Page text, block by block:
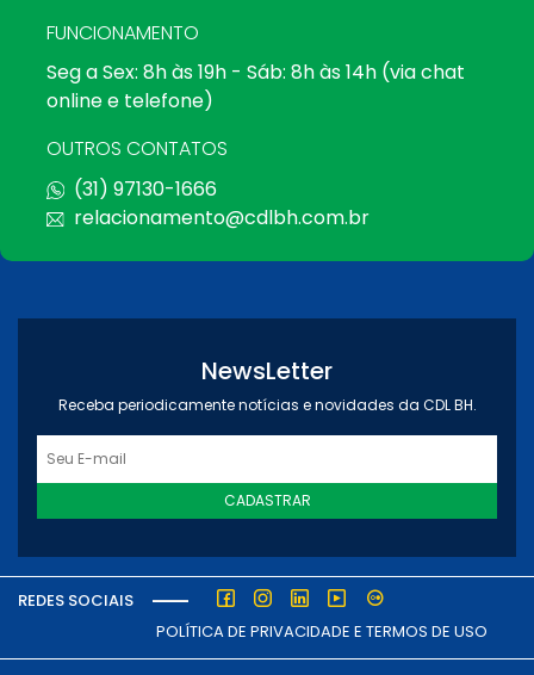
FUNCIONAMENTO
Seg a Sex: 8h às 19h - Sáb: 8h às 14h (via chat
online e telefone)
OUTROS CONTATOS
(31) 97130-1666
relacionamento@cdlbh.com.br
NewsLetter
Receba periodicamente notícias e novidades da CDL BH.
CADASTRAR
REDES SOCIAIS
POLÍTICA DE PRIVACIDADE E TERMOS DE USO